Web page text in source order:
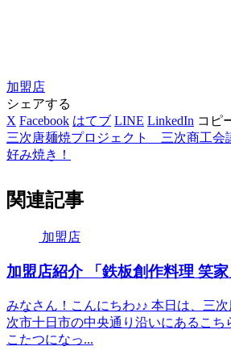
加盟店
シェアする
X Facebook はてブ LINE LinkedIn コピ
三次唐麺焼プロジェクト _ 三次商工
好み焼き！
関連記事
加盟店
加盟店紹介 「鉄板創作料理 笑家
みなさん！こんにちわ♪♪ 本日は、三
次市十日市の中央通り沿いにあるこち
こたつになっ...